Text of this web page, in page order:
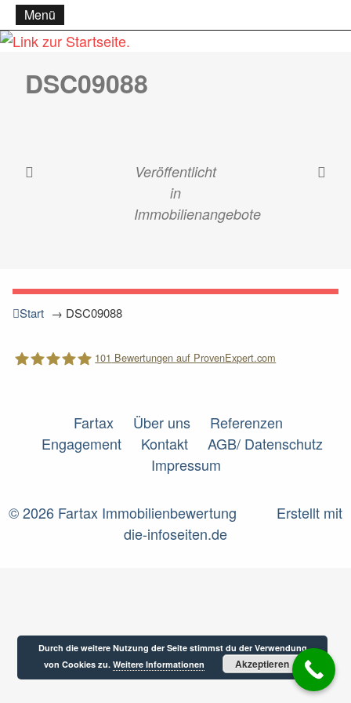
Menü
DSC09088
Veröffentlicht
in
Immobilienangebote
Start → DSC09088
101 Bewertungen auf ProvenExpert.com
Fartax Über uns
Referenzen
Engagement
Kontakt
AGB/ Datenschutz
Impressum
© 2026 Fartax Immobilienbewertung
Erstellt mit
die-infoseiten.de
Durch die weitere Nutzung der Seite stimmst du der Verwendung
von Cookies zu.Weitere Informationen Akzeptieren